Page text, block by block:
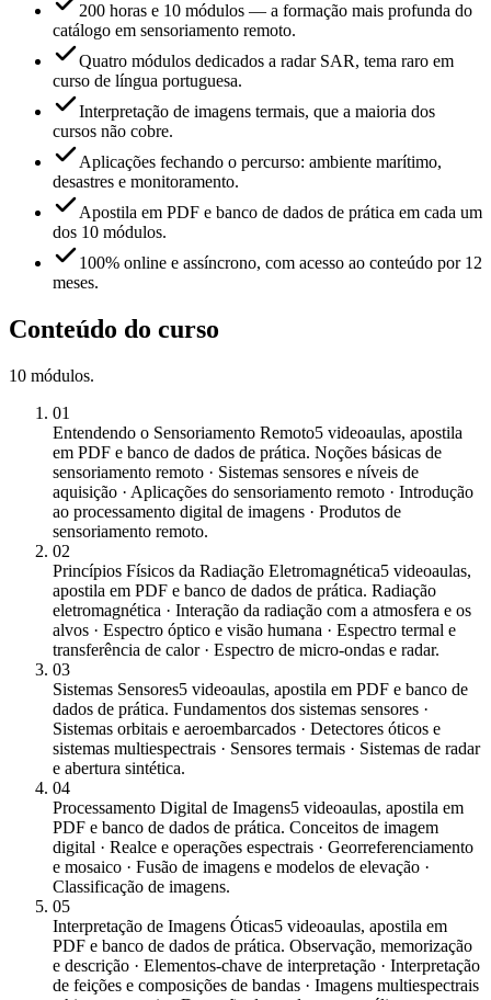
200 horas e 10 módulos — a formação mais profunda do
catálogo em sensoriamento remoto.
Quatro módulos dedicados a radar SAR, tema raro em
curso de língua portuguesa.
Interpretação de imagens termais, que a maioria dos
cursos não cobre.
Aplicações fechando o percurso: ambiente marítimo,
desastres e monitoramento.
Apostila em PDF e banco de dados de prática em cada um
dos 10 módulos.
100% online e assíncrono, com acesso ao conteúdo por 12
meses.
Conteúdo do curso
10 módulos.
01
Entendendo o Sensoriamento Remoto5 videoaulas, apostila
em PDF e banco de dados de prática. Noções básicas de
sensoriamento remoto · Sistemas sensores e níveis de
aquisição · Aplicações do sensoriamento remoto · Introdução
ao processamento digital de imagens · Produtos de
sensoriamento remoto.
02
Princípios Físicos da Radiação Eletromagnética5 videoaulas,
apostila em PDF e banco de dados de prática. Radiação
eletromagnética · Interação da radiação com a atmosfera e os
alvos · Espectro óptico e visão humana · Espectro termal e
transferência de calor · Espectro de micro-ondas e radar.
03
Sistemas Sensores5 videoaulas, apostila em PDF e banco de
dados de prática. Fundamentos dos sistemas sensores ·
Sistemas orbitais e aeroembarcados · Detectores óticos e
sistemas multiespectrais · Sensores termais · Sistemas de radar
e abertura sintética.
04
Processamento Digital de Imagens5 videoaulas, apostila em
PDF e banco de dados de prática. Conceitos de imagem
digital · Realce e operações espectrais · Georreferenciamento
e mosaico · Fusão de imagens e modelos de elevação ·
Classificação de imagens.
05
Interpretação de Imagens Óticas5 videoaulas, apostila em
PDF e banco de dados de prática. Observação, memorização
e descrição · Elementos-chave de interpretação · Interpretação
de feições e composições de bandas · Imagens multiespectrais